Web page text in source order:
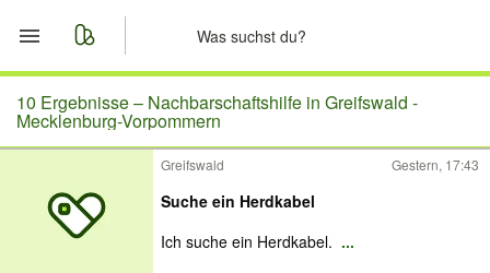
Start
Merkliste
Nachrichten
10 Ergebnisse – Nachbarschaftshilfe in Greifswald -
Mecklenburg-Vorpommern
Greifswald Gestern, 17:43
Suche ein Herdkabel
Ich suche ein Herdkabel. ...